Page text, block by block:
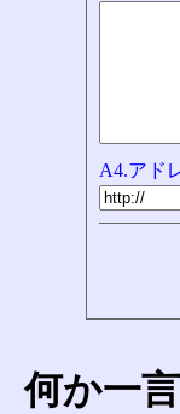
A4.アド
何か一